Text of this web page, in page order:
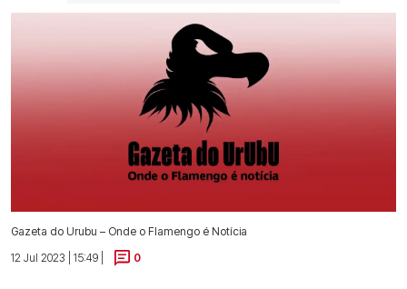
Gazeta do Urubu – Onde o Flamengo é Notícia
12 Jul 2023 | 15:49 |
0